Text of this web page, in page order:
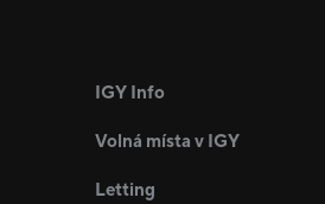
IGY Info
Volná místa v IGY
Letting